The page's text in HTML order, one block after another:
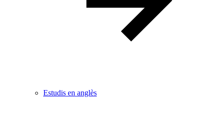
Estudis en anglès